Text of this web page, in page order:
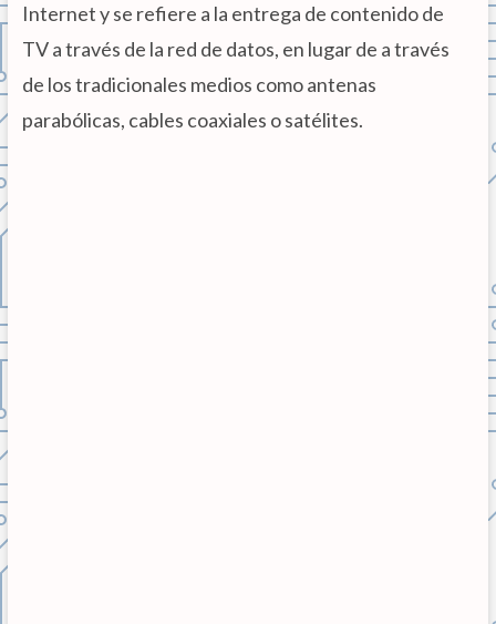
Internet y se refiere a la entrega de contenido de
TV a través de la red de datos, en lugar de a través
de los tradicionales medios como antenas
parabólicas, cables coaxiales o satélites.